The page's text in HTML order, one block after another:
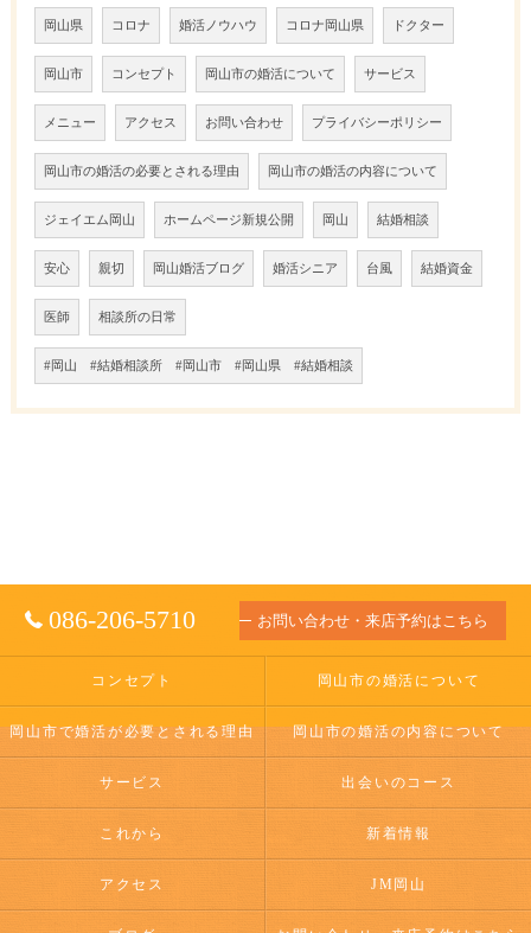
岡山県 コロナ 婚活ノウハウ コロナ岡山県 ドクター
岡山市 コンセプト 岡山市の婚活について サービス
メニュー アクセス お問い合わせ プライバシーポリシー
岡山市の婚活の必要とされる理由 岡山市の婚活の内容について
ジェイエム岡山 ホームページ新規公開 岡山 結婚相談
安心 親切 岡山婚活ブログ 婚活シニア 台風 結婚資金
医師 相談所の日常
#岡山 #結婚相談所 #岡山市 #岡山県 #結婚相談
086-206-5710 お問い合わせ・来店予約はこちら
コンセプト 岡山市の婚活について
岡山市で婚活が必要とされる理由 岡山市の婚活の内容について
サービス 出会いのコース
これから 新着情報
アクセス JM岡山